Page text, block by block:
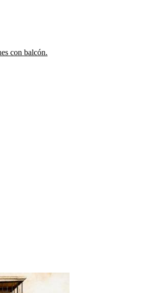
con balcón.